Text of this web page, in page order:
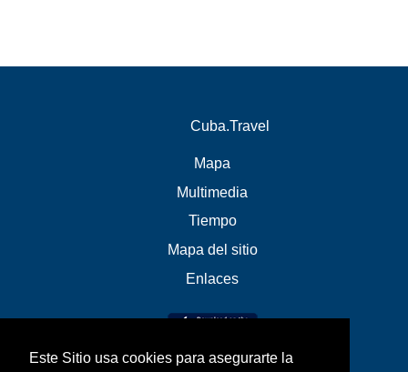
Este Sitio usa cookies para asegurarte la
Cuba.Travel
Mapa
Multimedia
Tiempo
Mapa del sitio
Enlaces